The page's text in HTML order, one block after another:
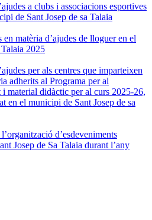
a clubs i associacions esportives
de Sant Josep de sa Talaia
matèria d’ajudes de lloguer en el
2025
per als centres que imparteixen
adherits al Programa per al
material didàctic per al curs 2025-26,
en el municipi de Sant Josep de sa
d’esdeveniments
Josep de Sa Talaia durant l’any